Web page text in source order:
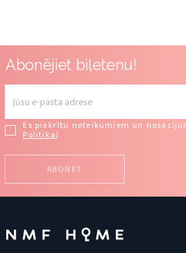
Abonējiet biļetenu!
Es piekrītu noteikumiem un
Politika)